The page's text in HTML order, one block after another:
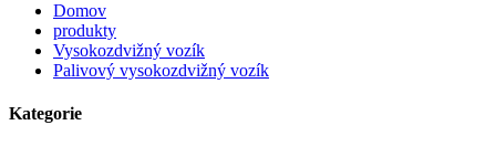
Domov
produkty
Vysokozdvižný vozík
Palivový vysokozdvižný vozík
Kategorie